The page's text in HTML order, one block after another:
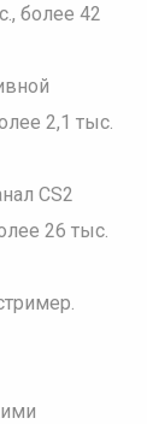
более 42
2,1 тыс.
CS2
26 тыс.